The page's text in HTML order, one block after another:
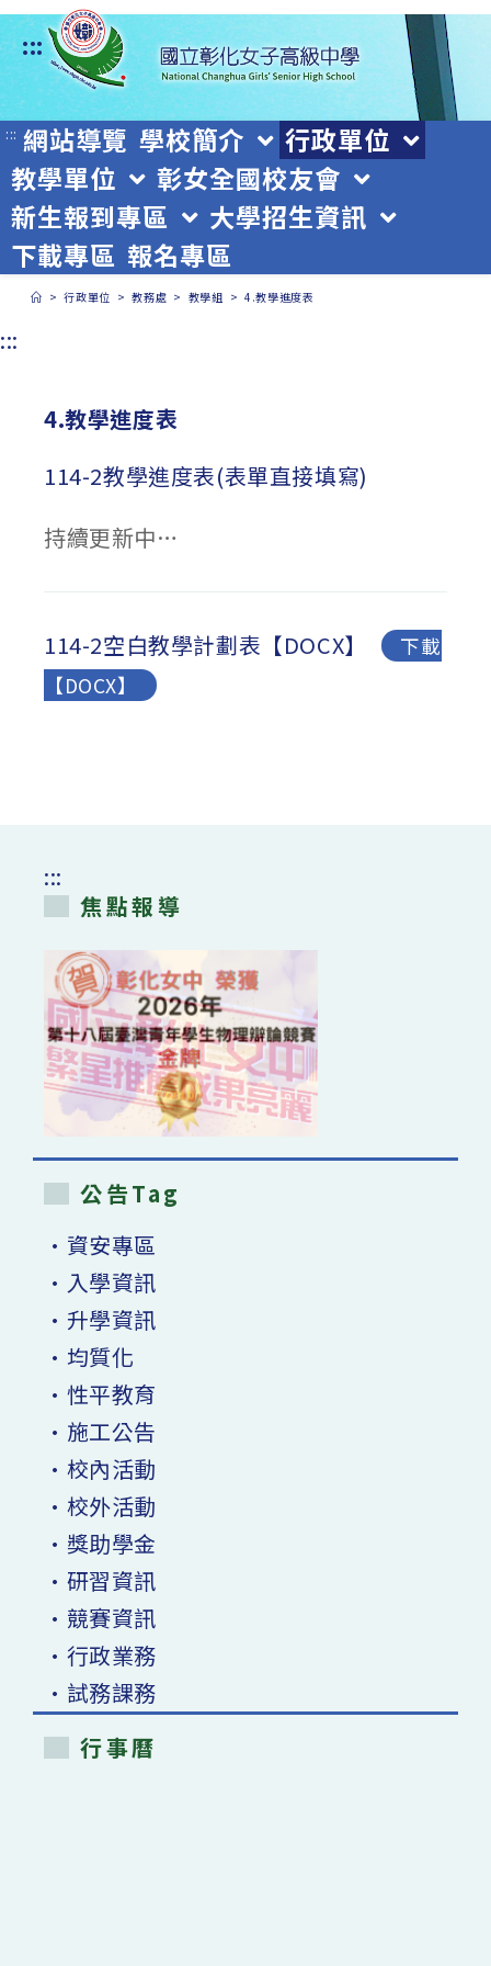
跳
轉
至
主
要
內
容
:::
::: 網站導覽 學校簡介
行政單位
教學單位
彰女全國校友會
新生報到專區
大學招生資訊
下載專區 報名專區
> 行政單位 > 教務處 > 教學組 > 4.教學進度表
:::
4.教學進度表
114-2教學進度表(表單直接填寫)
持續更新中…
114-2空白教學計劃表【DOCX】
下載
【DOCX】
:::
焦點報導
公告Tag
•資安專區
•入學資訊
•升學資訊
•均質化
•性平教育
•施工公告
•校內活動
•校外活動
•獎助學金
•研習資訊
•競賽資訊
•行政業務
•試務課務
行事曆